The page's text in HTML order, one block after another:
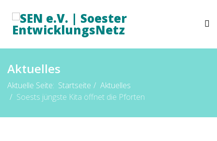
Aktuelles
Aktuelle Seite: Startseite
Aktuelles
Soests jüngste Kita öffnet die Pforten